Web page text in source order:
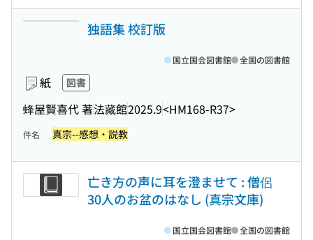
独語集 校訂版
紙 図書
蜂屋賢喜代 著法藏館2025.9<HM168-R37>
国立国会図書館 全国の図書館
件名 真宗--感想・説教
亡き方の声に耳を澄ませて : 僧侶
30人のお盆のはなし (真宗文庫)
国立国会図書館 全国の図書館